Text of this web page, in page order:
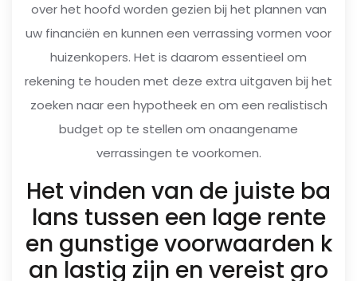
over het hoofd worden gezien bij het plannen van
uw financiën en kunnen een verrassing vormen voor
huizenkopers. Het is daarom essentieel om
rekening te houden met deze extra uitgaven bij het
zoeken naar een hypotheek en om een realistisch
budget op te stellen om onaangename
verrassingen te voorkomen.
Het vinden van de juiste ba
lans tussen een lage rente
en gunstige voorwaarden k
an lastig zijn en vereist gro